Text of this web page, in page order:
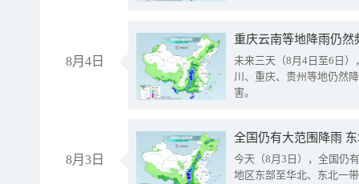
8月4日
重庆云南等地降雨仍然
未来三天（8月4日至6日
川、重庆、贵州等地仍然
害。
8月3日
全国仍有大范围降雨
今天（8月3日），全国仍
地区东部至华北、东北一